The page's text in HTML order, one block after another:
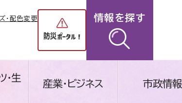
・配色変更 情報を探す
・生
産業・ビジネス 市政情報